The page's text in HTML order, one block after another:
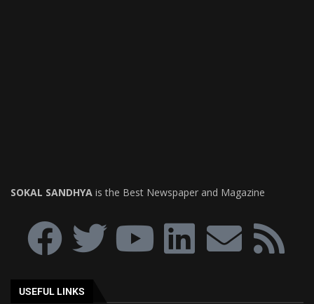
দেশ
বিদেশ
স্বাস্থ্য
Terms of Use
About
Help & Support
EDTIOR'S PICKS